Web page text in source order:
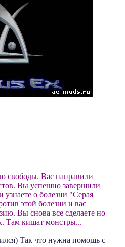
свободы. Вас направили
Вы успешно завершили
узнаете о болезни "Серая
этой болезни и вас
Вы снова все сделаете но
Там кишат монстры...
Так что нужна помощь с